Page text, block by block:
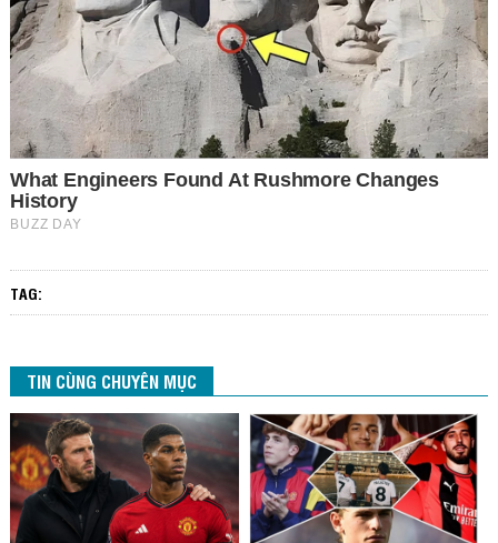
TAG:
TIN CÙNG CHUYÊN MỤC